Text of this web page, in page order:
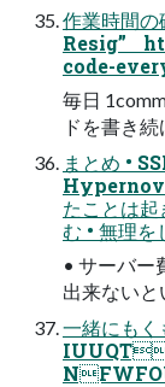
作業時間
Resig”
code-
毎⽇
ドを書き
まとめ •
たことは起
む • 無理を
• サーバー
出来ないと
⼀緒にもく